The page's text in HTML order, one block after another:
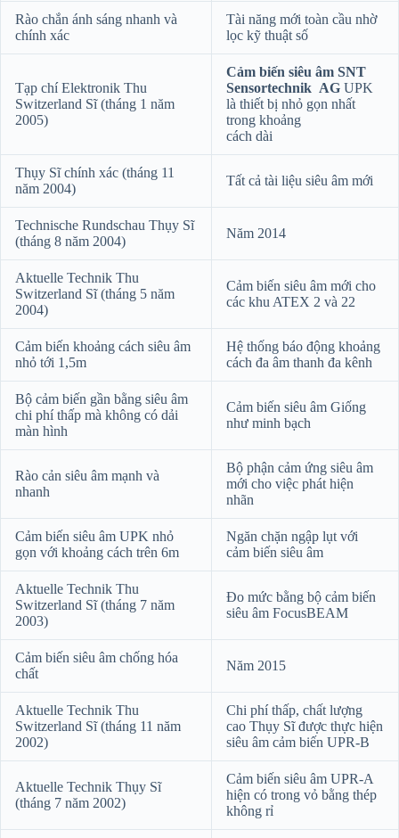
Rào chắn ánh sáng nhanh và
chính xác
Tài năng mới toàn cầu nhờ
lọc kỹ thuật số
Tạp chí Elektronik Thu
Switzerland Sĩ (tháng 1 năm
2005)
Cảm biến siêu âm SNT
Sensortechnik AG UPK
là thiết bị nhỏ gọn nhất
trong khoảng
cách dài
Thụy Sĩ chính xác (tháng 11
năm 2004)
Tất cả tài liệu siêu âm mới
Technische Rundschau Thụy Sĩ
(tháng 8 năm 2004)
Năm 2014
Aktuelle Technik Thu
Switzerland Sĩ (tháng 5 năm
2004)
Cảm biến siêu âm mới cho
các khu ATEX 2 và 22
Cảm biến khoảng cách siêu âm
nhỏ tới 1,5m
Hệ thống báo động khoảng
cách đa âm thanh đa kênh
Bộ cảm biến gần bằng siêu âm
chi phí thấp mà không có dải
màn hình
Cảm biến siêu âm Giống
như minh bạch
Rào cản siêu âm mạnh và
nhanh
Bộ phận cảm ứng siêu âm
mới cho việc phát hiện
nhãn
Cảm biến siêu âm UPK nhỏ
gọn với khoảng cách trên 6m
Ngăn chặn ngập lụt với
cảm biến siêu âm
Aktuelle Technik Thu
Switzerland Sĩ (tháng 7 năm
2003)
Đo mức bằng bộ cảm biến
siêu âm FocusBEAM
Cảm biến siêu âm chống hóa
chất
Năm 2015
Aktuelle Technik Thu
Switzerland Sĩ (tháng 11 năm
2002)
Chi phí thấp, chất lượng
cao Thụy Sĩ được thực hiện
siêu âm cảm biến UPR-B
Aktuelle Technik Thụy Sĩ
(tháng 7 năm 2002)
Cảm biến siêu âm UPR-A
hiện có trong vỏ bằng thép
không rỉ